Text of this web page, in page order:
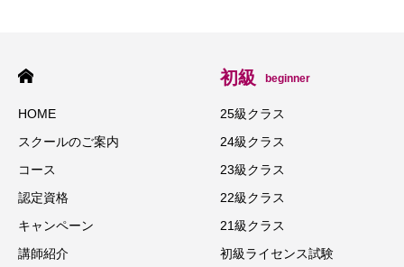
HOME
スクールのご案内
コース
認定資格
キャンペーン
講師紹介
初級 beginner
25級クラス
24級クラス
23級クラス
22級クラス
21級クラス
初級ライセンス試験